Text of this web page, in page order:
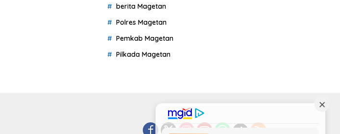
berita Magetan
Polres Magetan
Pemkab Magetan
Pilkada Magetan